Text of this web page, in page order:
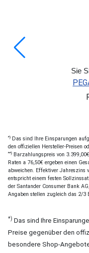
Sie
*) Das sind Ihre Einsparungen
den offiziellen Hersteller-Preisen
**) Barzahlungspreis von
Raten a 76,50€ ergeben einen
abweichen. Effektiver Jahreszins
entspricht einem festen
der Santander Consumer Bank
Angaben stellen zugleich das 2/3
*) Das sind Ihre
Preise gegenüber den
besondere Shop-